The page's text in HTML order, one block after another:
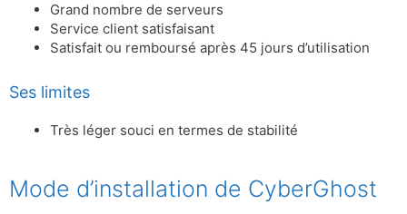
Grand nombre de serveurs
Service client satisfaisant
Satisfait ou remboursé après 45 jours d’utilisation
Ses limites
Très léger souci en termes de stabilité
Mode d’installation de CyberGhost